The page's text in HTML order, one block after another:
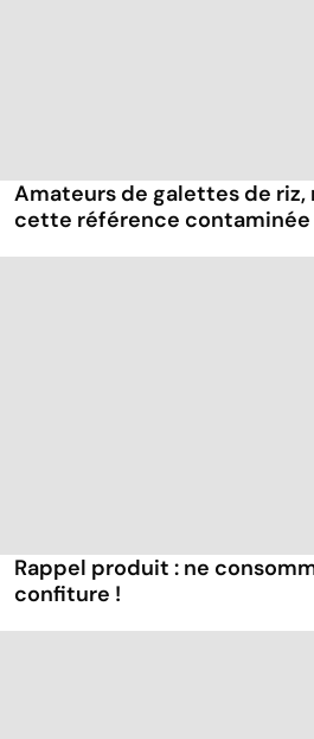
Amateurs de galettes de riz,
cette référence contaminée
Rappel produit : ne
confiture !